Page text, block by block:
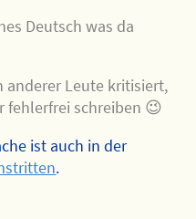
Deutsch was da
anderer Leute kritisiert,
fehlerfrei schreiben 😉
ist auch in der
.